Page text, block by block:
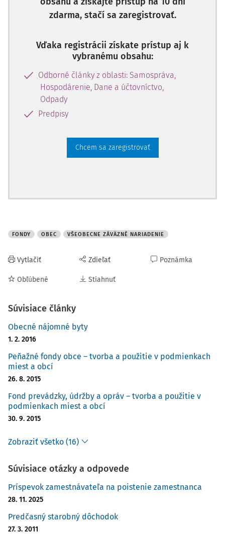
zdarma, stačí sa zaregistrovať.
Vďaka registrácii získate prístup aj k
vybranému obsahu:
Odborné články z oblasti: Samospráva,
Hospodárenie, Dane a účtovníctvo,
Odpady
Predpisy
Chcem sa zaregistrovať
FONDY OBEC VŠEOBECNE ZÁVÄZNÉ NARIADENIE
Vytlačiť
Obľúbené
Zdieľať
Stiahnuť
Poznámka
Súvisiace články
Obecné nájomné byty
1. 2. 2016
Peňažné fondy obce – tvorba a použitie v podmienkach
miest a obcí
26. 8. 2015
Fond prevádzky, údržby a opráv – tvorba a použitie v
podmienkach miest a obcí
30. 9. 2015
Zobraziť všetko (16)
Súvisiace otázky a odpovede
Príspevok zamestnávateľa na poistenie zamestnanca
28. 11. 2025
Predčasný starobný dôchodok
27. 3. 2011